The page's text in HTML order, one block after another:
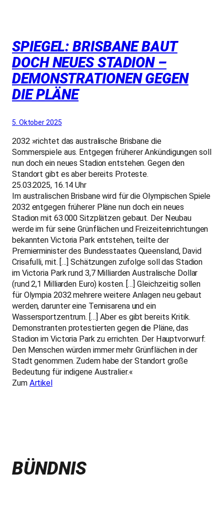
SPIEGEL: BRISBANE BAUT
DOCH NEUES STADION –
DEMONSTRATIONEN GEGEN
DIE PLÄNE
5. Oktober 2025
2032 »richtet das australische Brisbane die
Sommerspiele aus. Entgegen früherer Ankündigungen soll
nun doch ein neues Stadion entstehen. Gegen den
Standort gibt es aber bereits Proteste.
25.03.2025, 16.14 Uhr
Im australischen Brisbane wird für die Olympischen Spiele
2032 entgegen früherer Pläne nun doch ein neues
Stadion mit 63.000 Sitzplätzen gebaut. Der Neubau
werde im für seine Grünflächen und Freizeiteinrichtungen
bekannten Victoria Park entstehen, teilte der
Premierminister des Bundesstaates Queensland, David
Crisafulli, mit. […] Schätzungen zufolge soll das Stadion
im Victoria Park rund 3,7 Milliarden Australische Dollar
(rund 2,1 Milliarden Euro) kosten. […] Gleichzeitig sollen
für Olympia 2032 mehrere weitere Anlagen neu gebaut
werden, darunter eine Tennisarena und ein
Wassersportzentrum. […] Aber es gibt bereits Kritik.
Demonstranten protestierten gegen die Pläne, das
Stadion im Victoria Park zu errichten. Der Hauptvorwurf:
Den Menschen würden immer mehr Grünflächen in der
Stadt genommen. Zudem habe der Standort große
Bedeutung für indigene Australier.«
Zum Artikel
BÜNDNIS